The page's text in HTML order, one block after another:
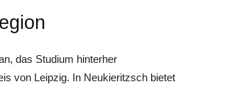
das Studium hinterher
von Leipzig. In Neukieritzsch bietet